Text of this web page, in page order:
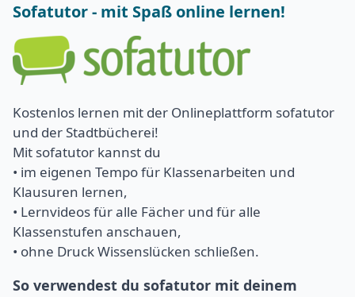
Sofatutor - mit Spaß online lernen!
Kostenlos lernen mit der Onlineplattform sofatutor
und der Stadtbücherei!
Mit sofatutor kannst du
• im eigenen Tempo für Klassenarbeiten und
Klausuren lernen,
• Lernvideos für alle Fächer und für alle
Klassenstufen anschauen,
• ohne Druck Wissenslücken schließen.
So verwendest du sofatutor mit deinem